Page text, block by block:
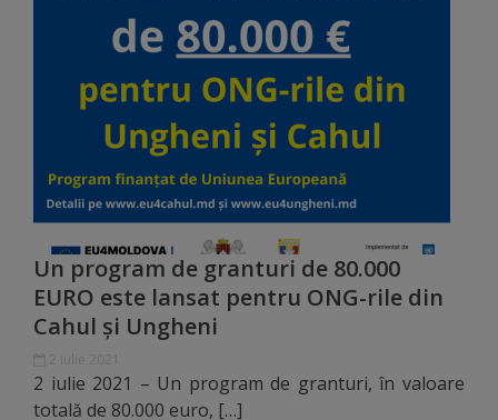
Galerie
video
Galerii
foto
Administrație
Primărie
Primar
Viceprimari
Un program de granturi de 80.000
EURO este lansat pentru ONG-rile din
Cahul şi Ungheni
2 iulie 2021 – Un program de granturi, în valoare
totală de 80.000 euro, […]